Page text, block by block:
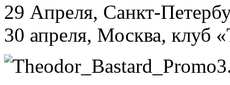
29 Апреля, Санкт-
30 апреля, Москва, клуб